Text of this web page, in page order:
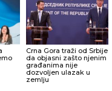
Crna Gora traži od Srbije
da objasni zašto njenim
građanima nije
dozvoljen ulazak u
zemlju